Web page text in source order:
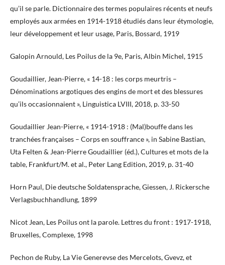
qu’il se parle. Dictionnaire des termes populaires récents et neufs
employés aux armées en 1914-1918 étudiés dans leur étymologie,
leur développement et leur usage, Paris, Bossard, 1919
Galopin Arnould, Les Poilus de la 9e, Paris, Albin Michel, 1915
Goudaillier, Jean-Pierre, « 14-18 : les corps meurtris –
Dénominations argotiques des engins de mort et des blessures
qu’ils occasionnaient », Linguistica LVIII, 2018, p. 33-50
Goudaillier Jean-Pierre, « 1914-1918 : (Mal)bouffe dans les
tranchées françaises – Corps en souffrance », in Sabine Bastian,
Uta Felten & Jean-Pierre Goudaillier (éd.), Cultures et mots de la
table, Frankfurt/M. et al., Peter Lang Edition, 2019, p. 31-40
Horn Paul, Die deutsche Soldatensprache, Giessen, J. Rickersche
Verlagsbuchhandlung, 1899
Nicot Jean, Les Poilus ont la parole. Lettres du front : 1917-1918,
Bruxelles, Complexe, 1998
Pechon de Ruby, La Vie Generevse des Mercelots, Gvevz, et